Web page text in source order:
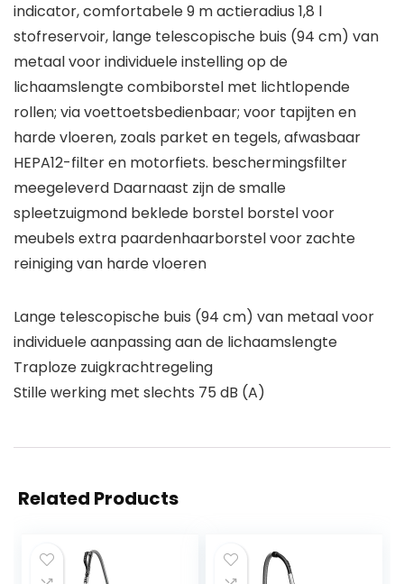
indicator, comfortabele 9 m actieradius 1,8 l
stofreservoir, lange telescopische buis (94 cm) van
metaal voor individuele instelling op de
lichaamslengte combiborstel met lichtlopende
rollen; via voettoetsbedienbaar; voor tapijten en
harde vloeren, zoals parket en tegels, afwasbaar
HEPA12-filter en motorfiets. beschermingsfilter
meegeleverd Daarnaast zijn de smalle
spleetzuigmond beklede borstel borstel voor
meubels extra paardenhaarborstel voor zachte
reiniging van harde vloeren
Lange telescopische buis (94 cm) van metaal voor
individuele aanpassing aan de lichaamslengte
Traploze zuigkrachtregeling
Stille werking met slechts 75 dB (A)
Related Products